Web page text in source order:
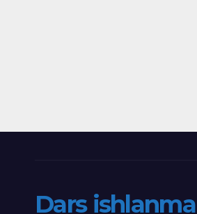
Dars ishlanma